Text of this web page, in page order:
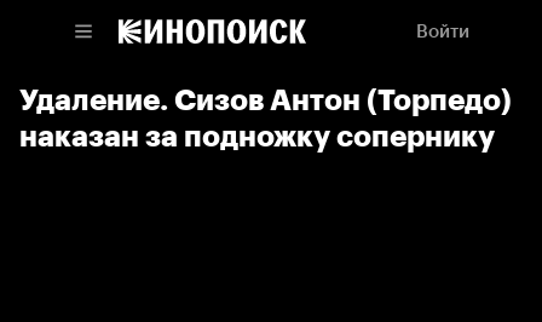
Войти
Удаление. Сизов Антон (Торпедо)
наказан за подножку сопернику